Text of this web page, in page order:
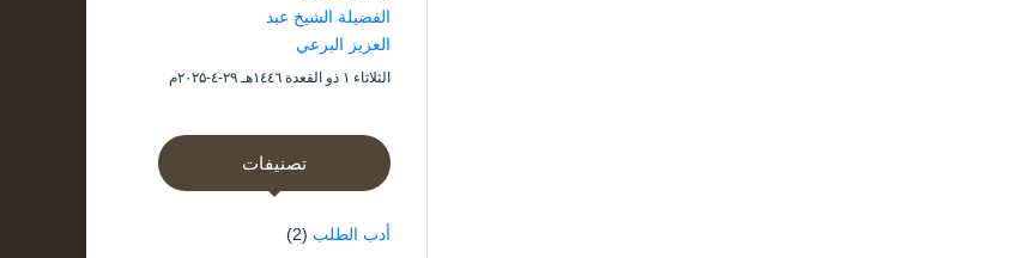
الفضيلة الشيخ عبد
العزيز البرعي
الثلاثاء ۱ ذو القعدة ۱٤٤٦هـ ۲۹-٤-۲۰۲۵م
تصنيفات
أدب الطلب (2)